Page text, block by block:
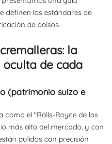
definen los estándares de
de bolsos.
la
de cada
(patrimonio suizo e
como el "Rolls-Royce de las
más alto del mercado, y con
pulidos con precisión